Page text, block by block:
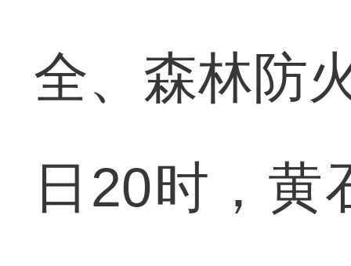
全、森林防
日20时，